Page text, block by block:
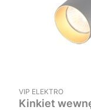
PRODUCENT
VIP ELEKTRO
Kinkiet